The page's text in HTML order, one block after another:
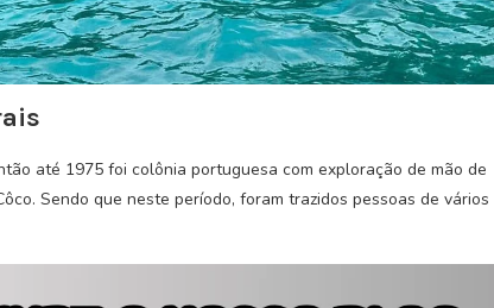
até 1975 foi colônia portuguesa com exploração de mão de
Sendo que neste período, foram trazidos pessoas de vários